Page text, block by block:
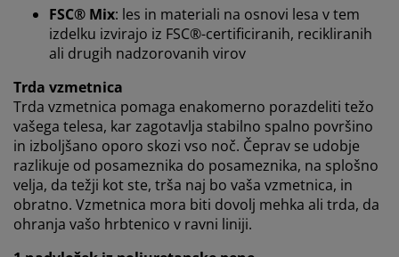
FSC® Mix: les in materiali na osnovi lesa v tem
izdelku izvirajo iz FSC®-certificiranih, recikliranih
ali drugih nadzorovanih virov
Trda vzmetnica
Trda vzmetnica pomaga enakomerno porazdeliti težo
vašega telesa, kar zagotavlja stabilno spalno površino
in izboljšano oporo skozi vso noč. Čeprav se udobje
razlikuje od posameznika do posameznika, na splošno
velja, da težji kot ste, trša naj bo vaša vzmetnica, in
obratno. Vzmetnica mora biti dovolj mehka ali trda, da
ohranja vašo hrbtenico v ravni liniji.
Ko sprejmete oglaševalske piškotke, bomo vaše
podatke o brskanju delili z oglaševalskimi partnerji
(npr. Google, Meta in TikTok) za prilagojene in statične
oglase. Več o namenih si lahko preberete v razdelku
»Nastanitve piškotkov« in prekličete svoje soglasje s
klikom na ikono piškotka. S klikom na »Sprejmi vse
piškotke« soglašate z vsemi tremi nameni. Preberite
več onašem zbiranju in obdelavi osebnih podatkov
ter naši
politiki piškotkov